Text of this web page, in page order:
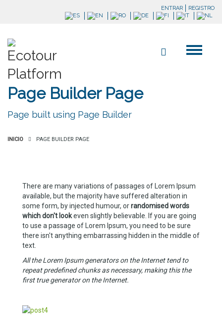
ENTRAR REGISTRO
Page Builder Page
Page built using Page Builder
INICIO PAGE BUILDER PAGE
There are many variations of passages of Lorem Ipsum
available, but the majority have suffered alteration in
some form, by injected humour, orrandomised words
which don't lookeven slightly believable. If you are going
to use a passage of Lorem Ipsum, you need to be sure
there isn't anything embarrassing hidden in the middle of
text.
All the Lorem Ipsum generators on the Internet tend to
repeat predefined chunks as necessary, making this the
first true generator on the Internet.